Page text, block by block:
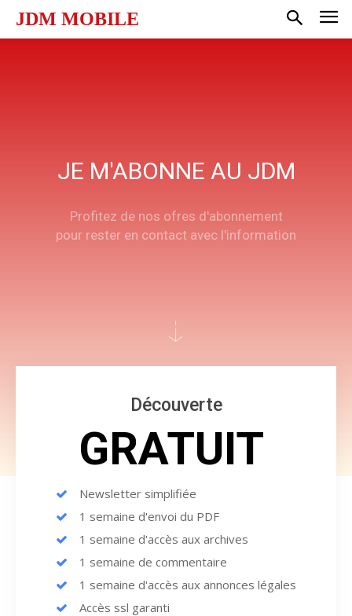
JDM MOBILE
JE M'ABONNE AU JDM
Profitez de nos ofres d'abonnement
pour rester en contact avec l'information
Découverte
GRATUIT
Newsletter simplifiée
1 semaine d'envoi du PDF
1 semaine d'accès aux archives
1 semaine de commentaire
1 semaine d'accès aux annonces légales
Accès ssl garanti